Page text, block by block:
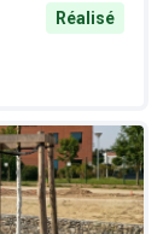
Réalisé